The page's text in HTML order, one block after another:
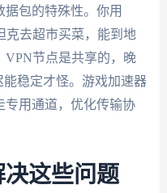
包的特殊性。你用
克去超市买菜，能到地
VPN节点是共享的，晚
稳定才怪。游戏加速器
专用通道，优化传输协
这些问题